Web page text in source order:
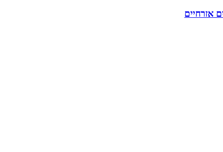
אזרחיים